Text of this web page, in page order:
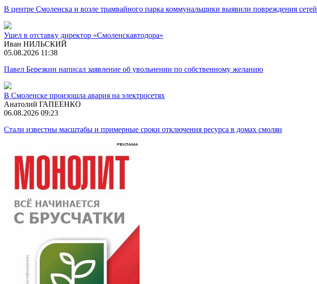
В центре Смоленска и возле трамвайного парка коммунальщики выявили повреждения сетей
Ушел в отставку директор «Смоленскавтодора»
Иван НИЛЬСКИЙ
05.08.2026 11:38
Павел Березкин написал заявление об увольнении по собственному желанию
В Смоленске произошла авария на электросетях
Анатолий ГАПЕЕНКО
06.08.2026 09:23
Стали известны масштабы и примерные сроки отключения ресурса в домах смолян